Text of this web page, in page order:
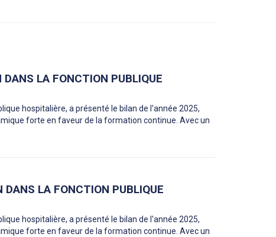
LA FONCTION PUBLIQUE
hospitalière, a présenté le bilan de l'année 2025,
forte en faveur de la formation continue. Avec un
DANS LA FONCTION PUBLIQUE
hospitalière, a présenté le bilan de l'année 2025,
forte en faveur de la formation continue. Avec un